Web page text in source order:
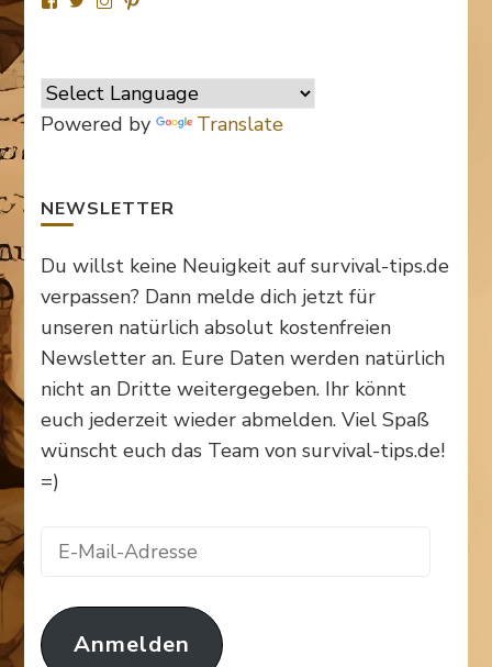
anzeigenanzeigen
anzeigen
Pinterest
anzeigen
Powered by Translate
NEWSLETTER
Du willst keine Neuigkeit auf survival-tips.de
verpassen? Dann melde dich jetzt für
unseren natürlich absolut kostenfreien
Newsletter an. Eure Daten werden natürlich
nicht an Dritte weitergegeben. Ihr könnt
euch jederzeit wieder abmelden. Viel Spaß
wünscht euch das Team von survival-tips.de!
=)
E-
Adresse
Anmelden